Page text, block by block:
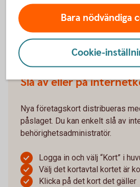
transaktion i butik eller i någon
Logga in och aktivera
Slå av eller på
Nya företagskort distribueras
påslaget. Du kan enkelt slå av
behörighetsadministratör.
Logga in och välj “Kort” i
Välj det kortavtal kortet är
Klicka på det kort det gäller
Bara nödvändiga
Cookie-